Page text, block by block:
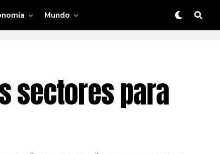
Mundo
sectores para